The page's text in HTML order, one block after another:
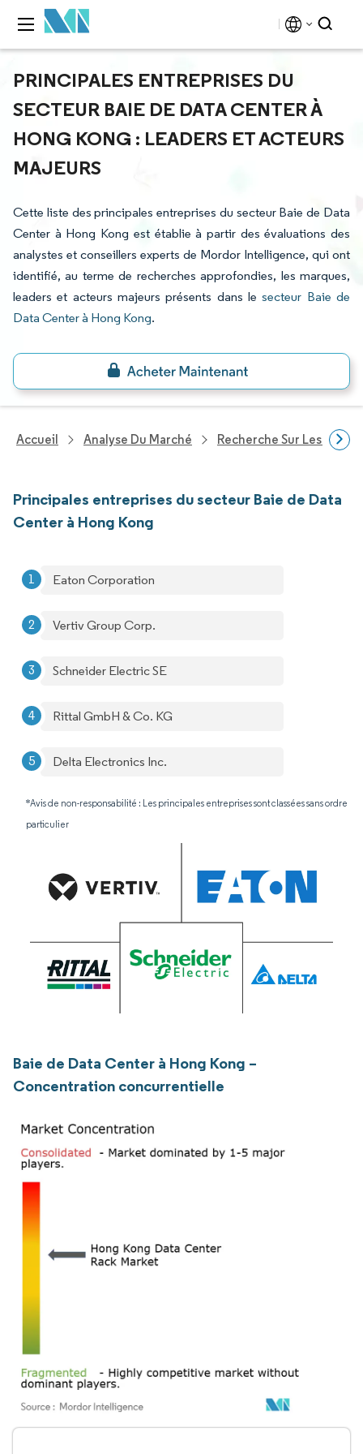
PRINCIPALES ENTREPRISES DU
SECTEUR BAIE DE DATA CENTER À
HONG KONG : LEADERS ET ACTEURS
MAJEURS
Cette liste des principales entreprises du secteur Baie de Data
Center à Hong Kong est établie à partir des évaluations des
analystes et conseillers experts de Mordor Intelligence, qui ont
identifié, au terme de recherches approfondies, les marques,
leaders et acteurs majeurs présents dans lesecteur Baie de
Data Center à Hong Kong.
Accueil Analyse Du Marché Recherche Sur Les
Principales entreprises du secteur Baie de Data
Center à Hong Kong
Eaton Corporation
Vertiv Group Corp.
Schneider Electric SE
Rittal GmbH & Co. KG
Delta Electronics Inc.
*Avis de non-responsabilité : Les principales entreprises sont classées sans ordre
particulier
Baie de Data Center à Hong Kong –
Concentration concurrentielle